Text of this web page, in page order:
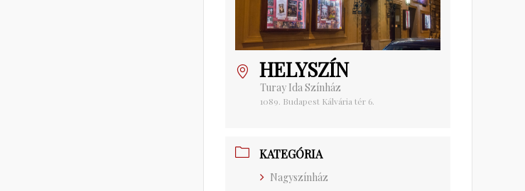
HELYSZÍN
Turay Ida Színház
1089. Budapest Kálvária tér 6.
KATEGÓRIA
Nagyszínház